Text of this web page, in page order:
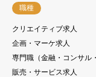
職種
クリエイティブ求人
企画・マーケ求人
専門職（金融・コンサル
販売・サービス求人